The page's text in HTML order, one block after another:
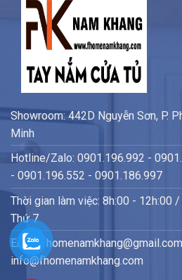
Showroom: 442D Nguyễn Sơn, P.
Minh
Hotline/Zalo: 0901.196.992 -
- 0901.196.552 - 0901.186.997
Thời gian làm việc: 8h:00 - 12h:00
Thứ 7
Email:
info@fhomenamkhang.com